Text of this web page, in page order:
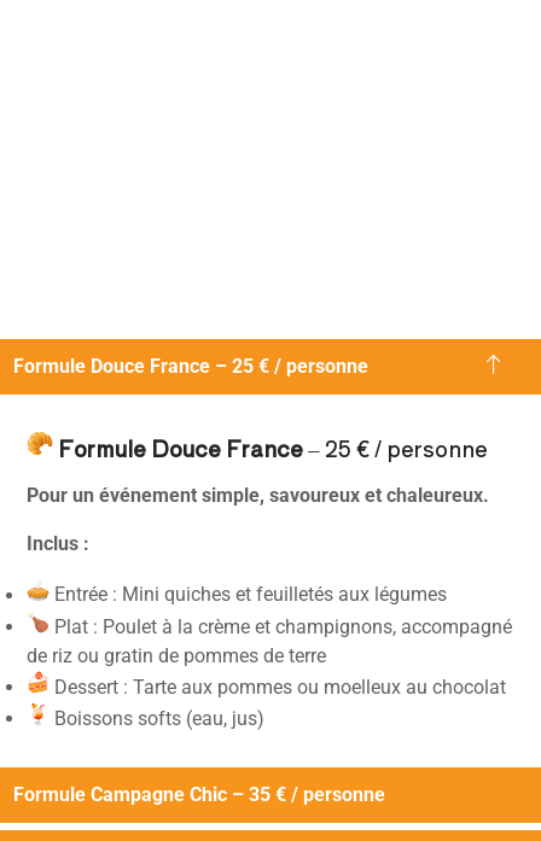
Formule Douce France – 25 € / personne
Formule Douce France– 25 € / personne
Pour un événement simple, savoureux et chaleureux.
Inclus :
Entrée : Mini quiches et feuilletés aux légumes
Plat : Poulet à la crème et champignons, accompagné
de riz ou gratin de pommes de terre
Dessert : Tarte aux pommes ou moelleux au chocolat
Boissons softs (eau, jus)
Formule Campagne Chic – 35 € / personne